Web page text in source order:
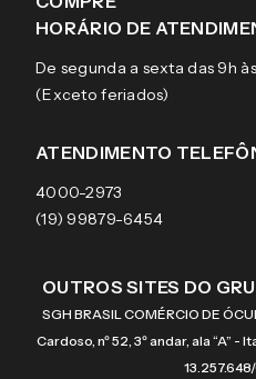
Sobre a eÓtica
Aviso de privacidade
Termos e condições de uso
Trocas e Devoluções
Pagamentos
Garantias
Ray-Ban
Tecnol
Arnette
Burberry
Óculos de sol
Lentes de contato
HORÁRIO DE
De segunda a sexta das 9h às
(Exceto feriados)
ATENDIMENTO
4000-2973
(19) 99879-6454
OUTROS SITES DO
SGH BRASIL COMÉRCIO DE
Cardoso, nº 52, 3º andar, ala “A” -